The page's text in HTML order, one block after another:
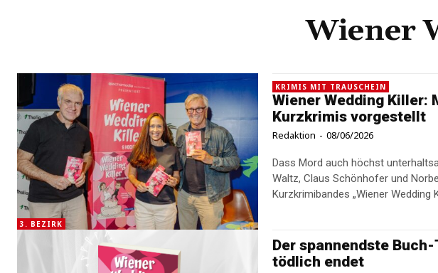
Wiener
3. BEZIRK
KRIMIS MIT TRAUSCHEIN
Wiener Wedding Killer:
Kurzkrimis vorgestellt
Redaktion - 08/06/2026
Dass Mord auch höchst
Waltz, Claus Schönhofer und
Kurzkrimibandes „Wiener Wedding
Der spannendste
tödlich endet